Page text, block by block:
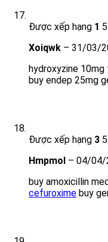
Được xếp hạng 1
Xoiqwk – 31/03/
hydroxyzine
buy endep 25mg
Được xếp hạng 3
Hmpmol – 04/04/
buy amoxicillin
cefuroxime buy